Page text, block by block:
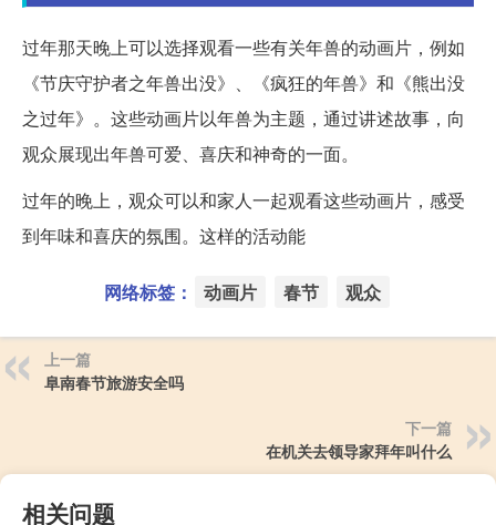
过年那天晚上可以选择观看一些有关年兽的动画片，例如
《节庆守护者之年兽出没》、《疯狂的年兽》和《熊出没
之过年》。这些动画片以年兽为主题，通过讲述故事，向
观众展现出年兽可爱、喜庆和神奇的一面。
过年的晚上，观众可以和家人一起观看这些动画片，感受
到年味和喜庆的氛围。这样的活动能
网络标签： 动画片 春节 观众
上一篇
阜南春节旅游安全吗
下一篇
在机关去领导家拜年叫什么
相关问题